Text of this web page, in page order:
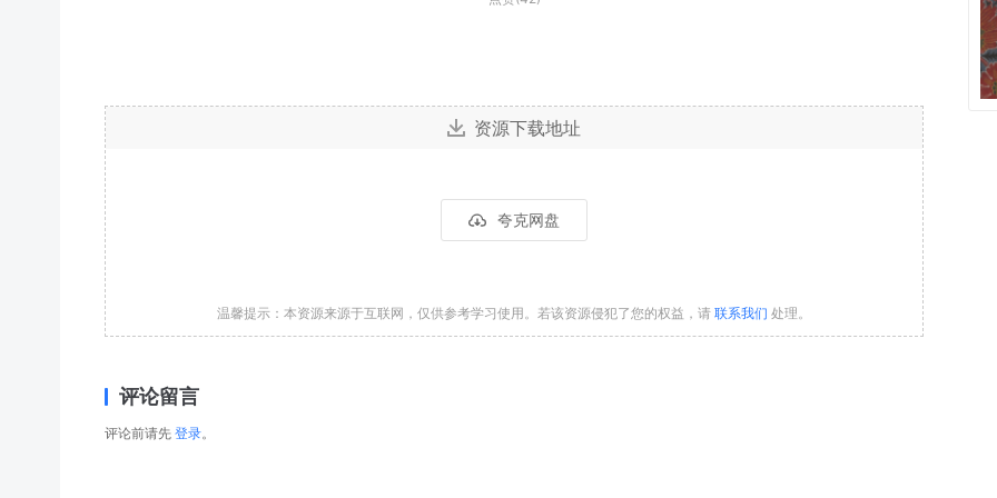
资源下载地址
夸克网盘
温馨提示：本资源来源于互联网，仅供参考学习使用。若该资源侵犯了您的权益，请 联系我们 处理。
评论留言
评论前请先 登录。